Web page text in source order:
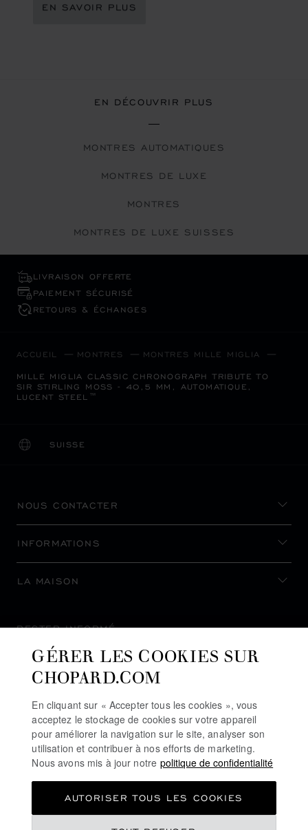
EN SAVOIR PLUS
EN DÉCOUVRIR PLUS
MONTRES AUTOMATIQUES
MONTRES DE LUXE
MONTRES
MONTRES DE LUXE SUISSES
LIVRAISON OFFERTE
PAIEMENT SÉCURISÉ
RETOURS & ÉCHANGES
ACCUEIL MONTRES MONTRES MILLE MIGLIA
MILLE MIGLIA CLASSIC CHRONOGRAPH TRIBUTE TO
SIR STIRLING MOSS - 40,5 MM, AUTOMATIQUE,
LUCENT STEEL™
SUISSE
LOCALISATION (CHANGER DE PAYS)
CHANGER DE PAYS
NOUS CONTACTER
INFORMATIONS
LA MAISON
RESTER INFORMÉ
S’INSCRIRE À LA NEWSLETTER
POLITIQUE DES COOKIES
GÉRER LES COOKIES SUR
CHOPARD.COM
En cliquant sur « Accepter tous les cookies », vous
acceptez le stockage de cookies sur votre appareil
pour améliorer la navigation sur le site, analyser son
utilisation et contribuer à nos efforts de marketing.
Nous avons mis à jour notre politique de confidentialité
AUTORISER TOUS LES COOKIES